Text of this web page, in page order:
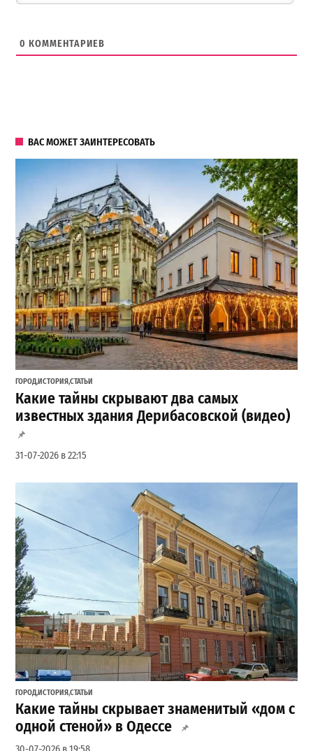
0 КОММЕНТАРИЕВ
ВАС МОЖЕТ ЗАИНТЕРЕСОВАТЬ
ГОРОД,ИСТОРИЯ,СТАТЬИ
Какие тайны скрывают два самых
известных здания Дерибасовской (видео)
31-07-2026 в 22:15
ГОРОД,ИСТОРИЯ,СТАТЬИ
Какие тайны скрывает знаменитый «дом с
одной стеной» в Одессе